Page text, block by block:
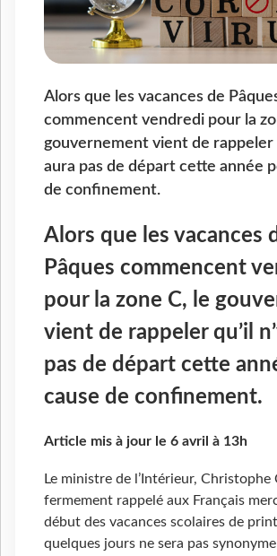
Alors que les vacances de
commencent vendredi pour la
gouvernement vient de rappeler
aura pas de départ cette année
de confinement.
Alors que les vacances
Pâques commencent
pour la zone C, le
vient de rappeler qu’il
pas de départ cette
cause de confinement.
Article mis à jour le 6 avril à 13h
Le ministre de l’Intérieur, Christophe
fermement rappelé aux Français
début des vacances scolaires de
quelques jours ne sera pas